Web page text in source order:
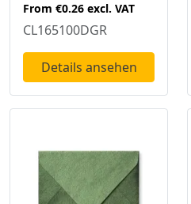
From €0.26 excl. VAT
CL165100DGR
Details ansehen